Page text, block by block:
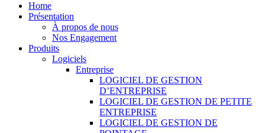
Home
Présentation
À propos de nous
Nos Engagement
Produits
Logiciels
Entreprise
LOGICIEL DE GESTION
D’ENTREPRISE
LOGICIEL DE GESTION DE PETITE
ENTREPRISE
LOGICIEL DE GESTION DE